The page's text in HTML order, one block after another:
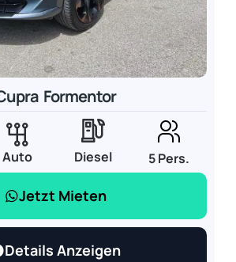
Formentor
Auto Diesel 5 Pers.
Jetzt Mieten
Details Anzeigen